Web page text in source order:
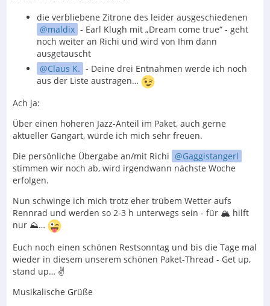
die verbliebene Zitrone des leider ausgeschiedenen
maldix - Earl Klugh mit „Dream come true“ - geht
noch weiter an Richi und wird von Ihm dann
ausgetauscht
Claus K. - Deine drei Entnahmen werde ich noch
aus der Liste austragen…
Ach ja:
Über einen höheren Jazz-Anteil im Paket, auch gerne
aktueller Gangart, würde ich mich sehr freuen.
Die persönliche Übergabe an/mit Richi
Gaggistangerl
stimmen wir noch ab, wird irgendwann nächste Woche
erfolgen.
Nun schwinge ich mich trotz eher trübem Wetter aufs
Rennrad und werden so 2-3 h unterwegs sein - für 🏔️ hilft
nur ⛰️…
Euch noch einen schönen Restsonntag und bis die Tage mal
wieder in diesem unserem schönen Paket-Thread - Get up,
stand up… ✌️
Musikalische Grüße